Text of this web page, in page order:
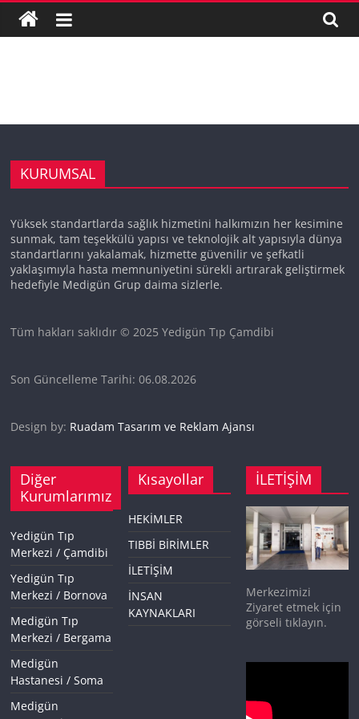
Merkezi
KURUMSAL
Yüksek standartlarda sağlık hizmetini halkımızın her kesimine
sunmak, tam teşekkülü yapısı ve teknolojik alt yapısıyla dünya
standartlarını yakalamak, hizmette güvenilir ve şefkatli
yaklaşımıyla hasta memnuniyetini sürekli artırarak geliştirmek
hedefiyle Medigün Grup daima sizlerle.
Tüm hakları saklıdır © 2025 Yedigün Tıp Çamdibi
Son Güncelleme Tarihi: 06.08.2026
Design by: Ruadam Tasarım ve Reklam Ajansı
Diğer
Kurumlarımız
Yedigün Tıp
Merkezi / Çamdibi
Yedigün Tıp
Merkezi / Bornova
Medigün Tıp
Merkezi / Bergama
Medigün
Hastanesi / Soma
Medigün
Kısayollar
HEKİMLER
TIBBİ BİRİMLER
İLETİŞİM
İNSAN
KAYNAKLARI
İLETİŞİM
Merkezimizi
Ziyaret etmek için
görseli tıklayın.